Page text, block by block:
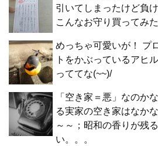
引いてしまったけど負
こんなお守り買ってみ
めっちゃ可愛いが！ プ
トをかぶっているアヒ
っててな(~~)/
「空き家＝悪」なのか
る実家の空き家はなか
～～；昭和の香りが残
い。。。